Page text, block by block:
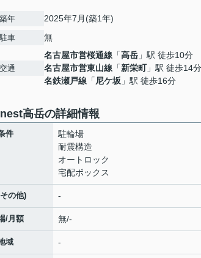
築年 2025年7月(築1年)
駐車 無
交通
名古屋市営桜通線 「高岳 」駅 徒歩10分
名古屋市営東山線 「新栄町」駅 徒歩14分
名鉄瀬戸線 「 尼ケ坂 」駅 徒歩16分
高岳の詳細情報
件
駐輪場
耐震構造
オートロック
宅配ボックス
の他) -
/月額 無/-
域 -